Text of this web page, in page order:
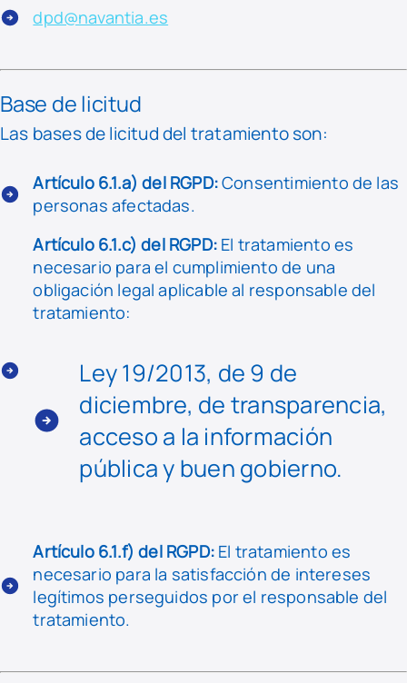
dpd@navantia.es
Base de licitud
Las bases de licitud del tratamiento son:
Artículo 6.1.a) del RGPD:Consentimiento de las
personas afectadas.
Artículo 6.1.c) del RGPD:El tratamiento es
necesario para el cumplimiento de una
obligación legal aplicable al responsable del
tratamiento:
Ley 19/2013, de 9 de
diciembre, de transparencia,
acceso a la información
pública y buen gobierno.
Artículo 6.1.f) del RGPD:El tratamiento es
necesario para la satisfacción de intereses
legítimos perseguidos por el responsable del
tratamiento.